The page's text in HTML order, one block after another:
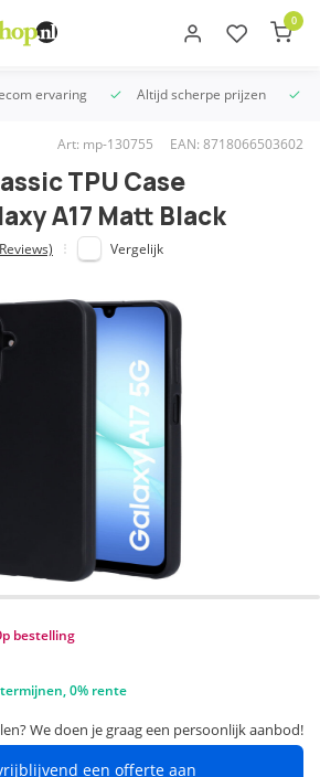
0
ervaring Altijd scherpe prijzen
Art: mp-130755 EAN: 8718066503602
TPU Case
A17 Matt Black
Vergelijk
bestelling
0% rente
We doen je graag een persoonlijk aanbod!
een offerte aan